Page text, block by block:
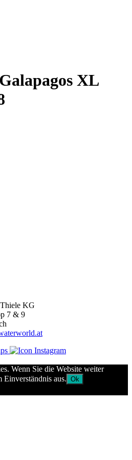
XL
KG
7 & 9
Wenn Sie die Website weiter
aus. Ok